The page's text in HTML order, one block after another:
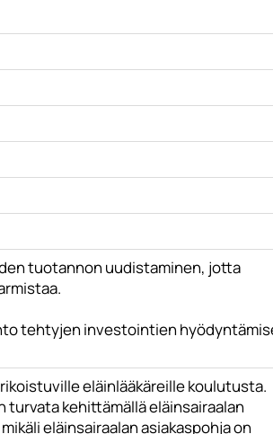
tuotannon uudistaminen, jotta
tehtyjen investointien
eläinlääkäreille koulutusta.
kehittämällä eläinsairaalan
eläinsairaalan asiakaspohja on